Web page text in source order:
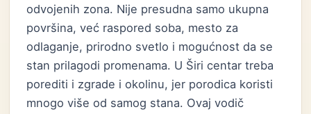
odvojenih zona. Nije presudna samo ukupna
površina, već raspored soba, mesto za
odlaganje, prirodno svetlo i mogućnost da se
stan prilagodi promenama. U Širi centar treba
porediti i zgrade i okolinu, jer porodica koristi
mnogo više od samog stana. Ovaj vodič